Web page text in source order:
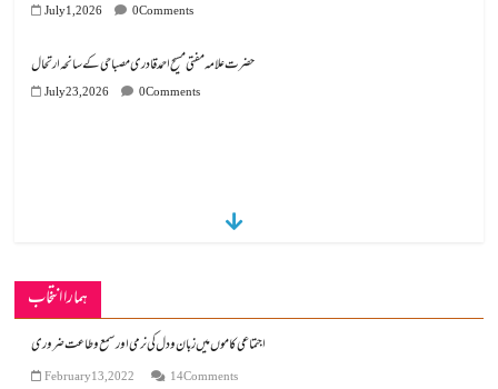
July 1, 2026 0 Comments
July 23, 2026 0 Comments
ہمارا انتخاب
اجتماعی کاموں میں زبان ودل کی نرمی اورسمع وطاعت ضروری
February 13, 2022 14 Comments